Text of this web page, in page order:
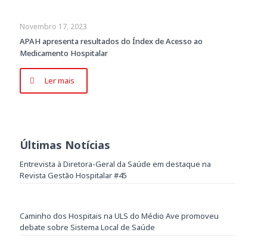
Novembro 17, 2023
APAH apresenta resultados do Índex de Acesso ao
Medicamento Hospitalar
Ler mais
Últimas Notícias
Entrevista à Diretora-Geral da Saúde em destaque na
Revista Gestão Hospitalar #45
Caminho dos Hospitais na ULS do Médio Ave promoveu
debate sobre Sistema Local de Saúde